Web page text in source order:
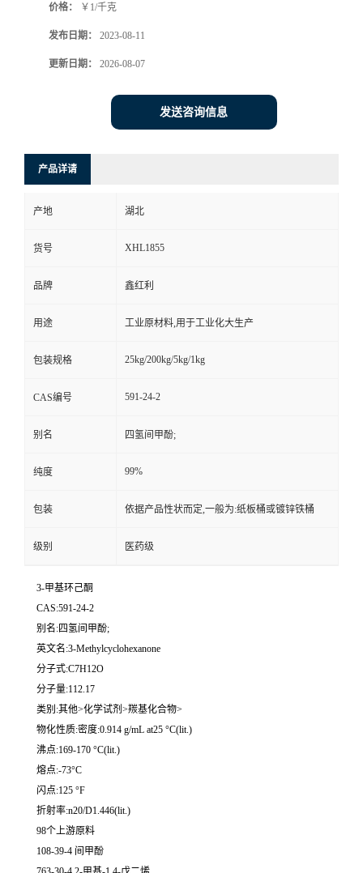
价格： ￥1/千克
发布日期： 2023-08-11
更新日期： 2026-08-07
发送咨询信息
产品详请
产地 湖北
货号 XHL1855
品牌 鑫红利
用途 工业原材料,用于工业化大生产
包装规格 25kg/200kg/5kg/1kg
CAS编号 591-24-2
别名 四氢间甲酚;
纯度 99%
包装 依据产品性状而定,一般为:纸板桶或镀锌铁桶
级别 医药级
3-甲基环己酮
CAS:591-24-2
别名:四氢间甲酚;
英文名:3-Methylcyclohexanone
分子式:C7H12O
分子量:112.17
类别:其他>化学试剂>羰基化合物>
物化性质:密度:0.914 g/mL at25 °C(lit.)
沸点:169-170 °C(lit.)
熔点:-73°C
闪点:125 °F
折射率:n20/D1.446(lit.)
98个上游原料
108-39-4 间甲酚